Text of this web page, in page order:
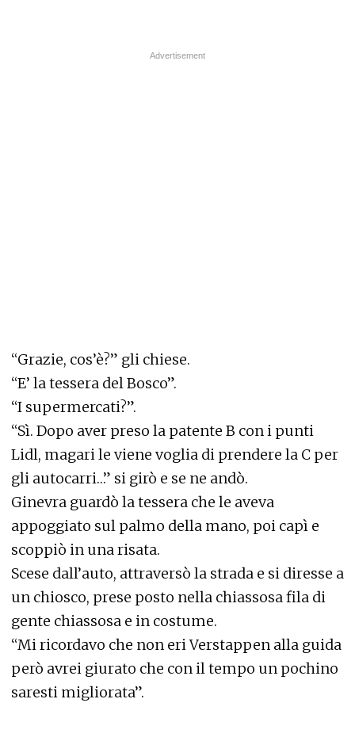
“Grazie, cos’è?” gli chiese.
“E’ la tessera del Bosco”.
“I supermercati?”.
“Sì. Dopo aver preso la patente B con i punti
Lidl, magari le viene voglia di prendere la C per
gli autocarri…” si girò e se ne andò.
Ginevra guardò la tessera che le aveva
appoggiato sul palmo della mano, poi capì e
scoppiò in una risata.
Scese dall’auto, attraversò la strada e si diresse a
un chiosco, prese posto nella chiassosa fila di
gente chiassosa e in costume.
“Mi ricordavo che non eri Verstappen alla guida
però avrei giurato che con il tempo un pochino
saresti migliorata”.